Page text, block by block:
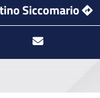
Siccomario